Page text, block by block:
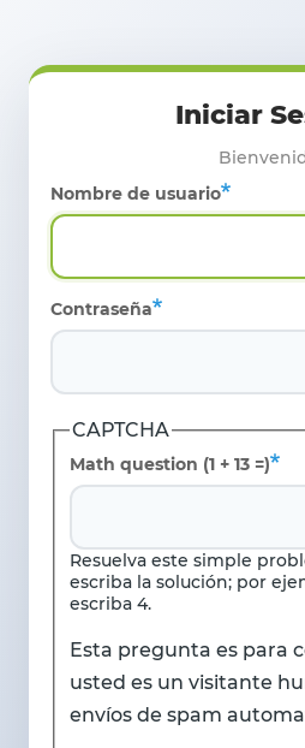
Nombre de usuario
Contraseña
CAPTCHA
Math question (1 + 13 =)
Resuelva este simple
escriba la solución; por
escriba 4.
Esta pregunta es para
usted es un visitante
envíos de spam